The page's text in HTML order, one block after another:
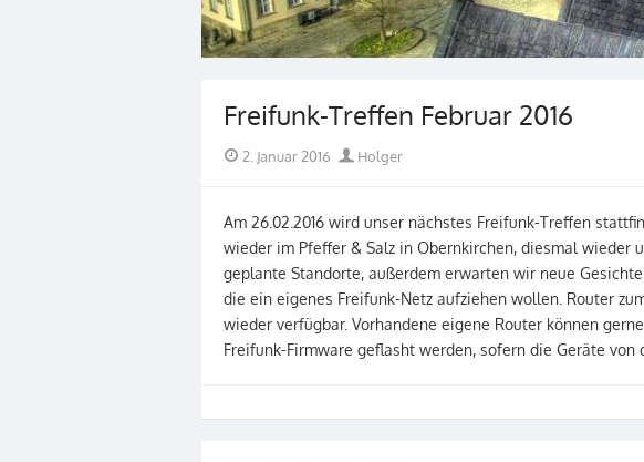
Freifunk-Treffen Februar 2016
Posted2. Januar 2016 Author
Holger
Am 26.02.2016 wird unser nächstes Freifunk-Treffen
wieder im Pfeffer & Salz in Obernkirchen, diesmal wieder
geplante Standorte, außerdem erwarten wir neue
die ein eigenes Freifunk-Netz aufziehen wollen. Router
wieder verfügbar. Vorhandene eigene Router können
Freifunk-Firmware geflasht werden, sofern die Geräte von